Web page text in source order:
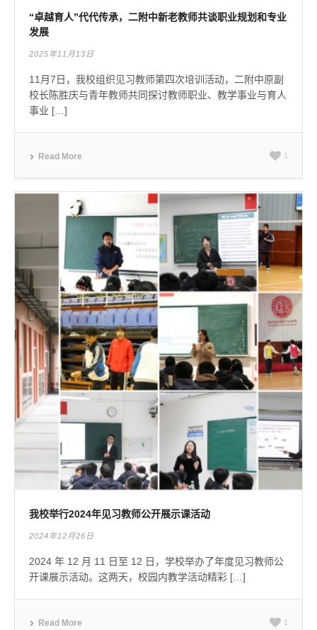
“卓越育人”代代传承，二附中新老教师共谈职业规划和专业
发展
2025年11月13日
11月7日，我校组织见习教师第四次培训活动，二附中原副
校长陈胜庆与青年教师共同探讨教师职业、教学事业与育人
事业 […]
Read More 1
我校举行2024年见习教师公开展示课活动
2024年12月26日
2024 年 12 月 11 日至 12 日，学校举办了年度见习教师公
开课展示活动。这两天，校园内教学活动精彩 […]
Read More 1